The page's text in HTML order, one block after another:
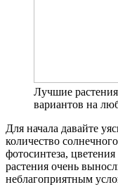
Лучшие
вариантов на
Для начала давайте
количество
фотосинтеза,
растения очень
неблагоприятным